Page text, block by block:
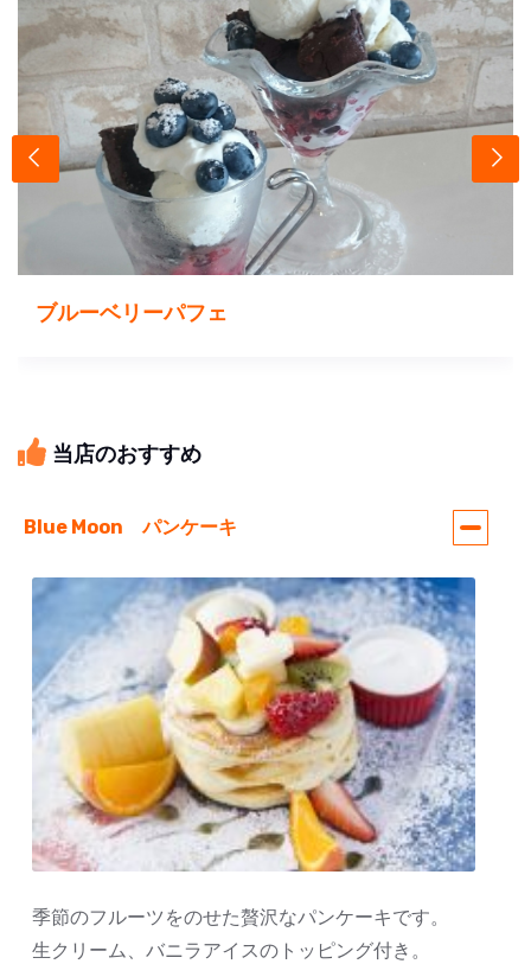
ブルーベリーパフェ
当店のおすすめ
Blue Moon パンケーキ
季節のフルーツをのせた贅沢なパンケーキです。
生クリーム、バニラアイスのトッピング付き。